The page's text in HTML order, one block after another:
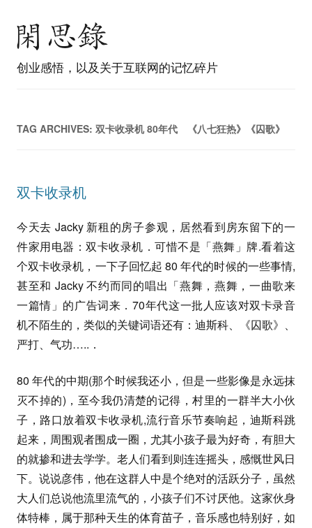
创业感悟，以及关于互联网的记忆碎片
TAG ARCHIVES: 双卡收录机 80年代 《八七狂热》《囚歌》
双卡收录机
今天去 Jacky 新租的房子参观，居然看到房东留下的一
件家用电器：双卡收录机．可惜不是「燕舞」牌.看着这
个双卡收录机，一下子回忆起 80 年代的时候的一些事情,
甚至和 Jacky 不约而同的唱出「燕舞，燕舞，一曲歌来
一篇情」的广告词来．70年代这一批人应该对双卡录音
机不陌生的，类似的关键词语还有：迪斯科、《囚歌》、
严打、气功…..．
80 年代的中期(那个时候我还小，但是一些影像是永远抹
灭不掉的)，至今我仍清楚的记得，村里的一群半大小伙
子，路口放着双卡收录机,流行音乐节奏响起，迪斯科跳
起来，周围观者围成一圈，尤其小孩子最为好奇，有胆大
的就掺和进去学学。老人们看到则连连摇头，感慨世风日
下。说说彦伟，他在这群人中是个绝对的活跃分子，虽然
大人们总说他流里流气的，小孩子们不讨厌他。这家伙身
体特棒，属于那种天生的体育苗子，音乐感也特别好，如